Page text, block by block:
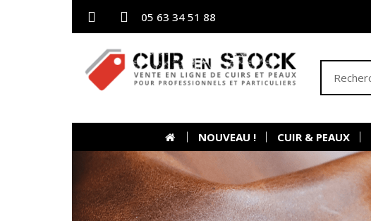
05 63 34 51 88
NOUVEAU ! CUIR & PEAUX